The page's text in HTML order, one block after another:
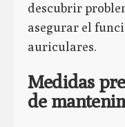
descubrir
asegurar el
auriculares.
Medidas
de